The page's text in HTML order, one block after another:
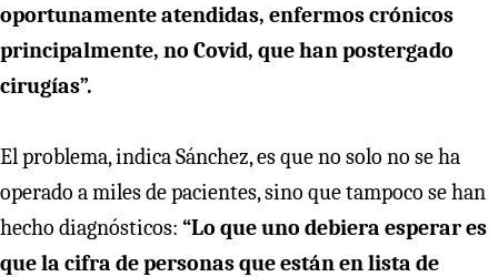
oportunamente atendidas, enfermos crónicos
principalmente, no Covid, que han postergado
cirugías”.
El problema, indica Sánchez, es que no solo no se ha
operado a miles de pacientes, sino que tampoco se han
hecho diagnósticos: “Lo que uno debiera esperar es
que la cifra de personas que están en lista de